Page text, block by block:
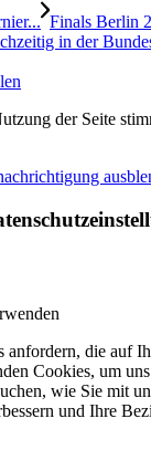
Finals Berlin
in der
der Seite
anfordern, die auf
Cookies, um
wie Sie mit
und Ihre